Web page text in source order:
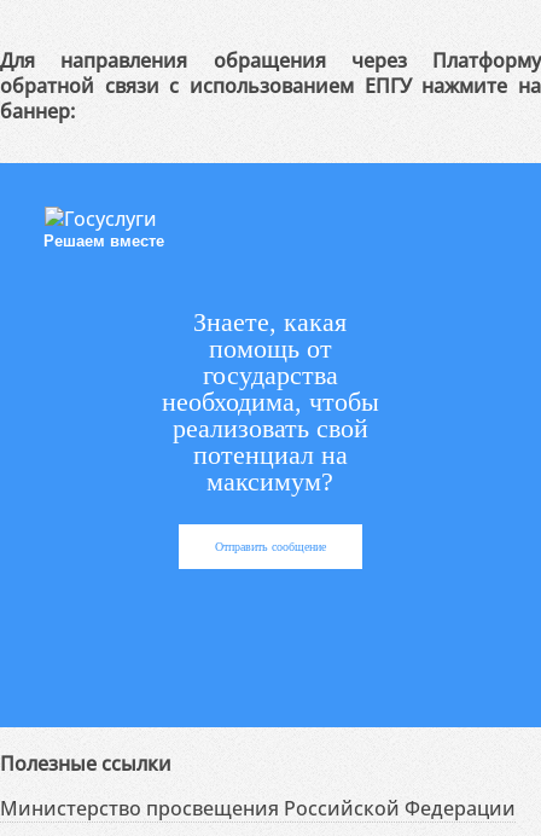
Для направления обращения через Платформу
обратной связи с использованием ЕПГУ нажмите на
баннер:
Решаем вместе
Знаете, какая
помощь от
государства
необходима, чтобы
реализовать свой
потенциал на
максимум?
Отправить сообщение
Полезные ссылки
Министерство просвещения Российской Федерации